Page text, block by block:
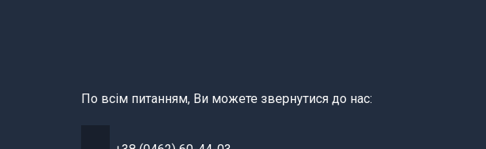
По всім питанням, Ви можете звернутися до нас: